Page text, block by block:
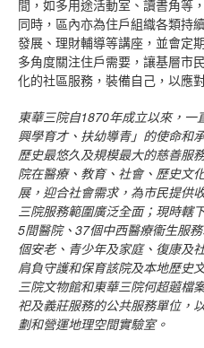
間，如多用途活動室、讀書角等
同時，區內亦為住戶組織各類持
發展、理財輔導等講座，並會定
多角度關注住戶需要，讓基層市
化的社區服務，裝備自己，以應
東華三院自1870年成立以來，一
興學育才、扶幼導青」的使命和
歷史最悠久及規模最大的慈善服
院在醫療、教育、社會、歷史文
展，迎合社會需求，為市民提供
三院服務範圍廣泛全面；現時轄
5間醫院、 37個中西醫療衞生服務
個安老、青少年及家庭、復康及
肩負守護和保育該院及本地歷史
三院文物館和東華三院何超蕸檔
祀及義莊服務的公共服務單位，
劃和營運地理空間實驗室。